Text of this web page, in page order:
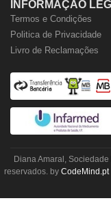
INFORMAÇÃO
Termos e Condições
Politica de Privacidade
Livro de Reclamações
Diana Amaral,
reservados. by CodeMind.pt